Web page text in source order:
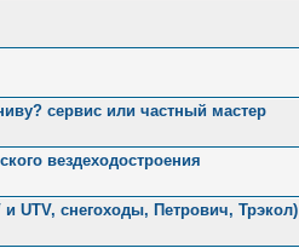
сервис или частный мастер
вездеходостроения
UTV, снегоходы, Петрович, Трэкол)